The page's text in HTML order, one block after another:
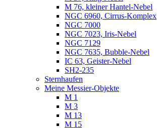
M 76, kleiner Hantel-Nebel
NGC 6960, Cirrus-Komplex
NGC 7000
NGC 7023, Iris-Nebel
NGC 7129
NGC 7635, Bubble-Nebel
IC 63, Geister-Nebel
SH2-235
Sternhaufen
Meine Messier-Objekte
M 1
M 3
M 13
M 15